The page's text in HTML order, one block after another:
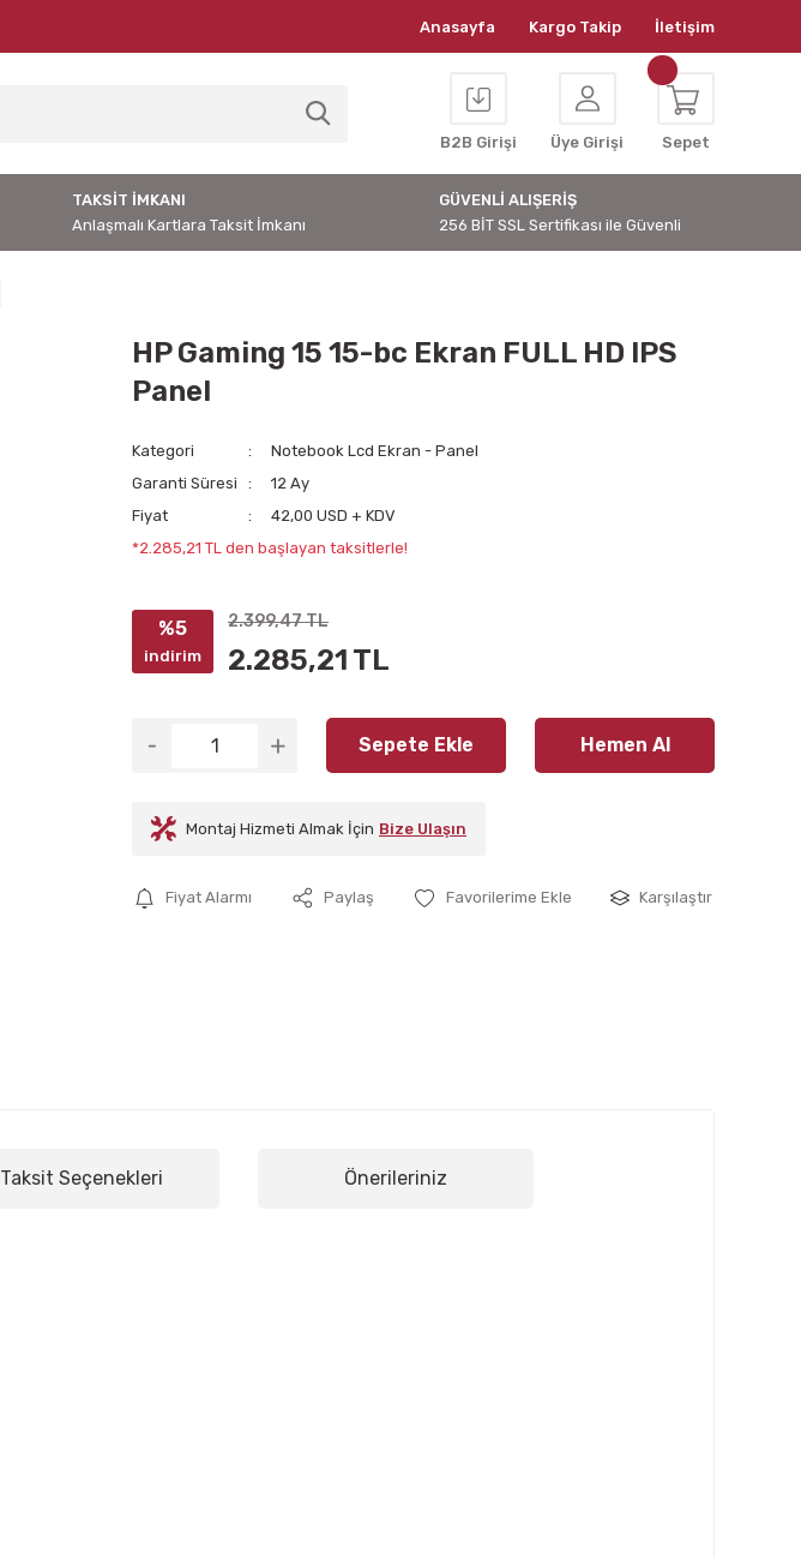
Anasayfa Kargo Takip İletişim
B2B Girişi Üye Girişi Sepet
TAKSİT İMKANI
Anlaşmalı Kartlara Taksit İmkanı
GÜVENLİ ALIŞERİŞ
256 BİT SSL Sertifikası ile Güvenli
HP Gaming 15 15-bc Ekran FULL HD IPS
Panel
Kategori
Notebook Lcd Ekran - Panel
Garanti Süresi
12 Ay
Fiyat
42,00 USD + KDV
*2.285,21 TL den başlayan taksitlerle!
%5
indirim
2.399,47 TL
2.285,21 TL
Sepete Ekle Hemen Al
Montaj Hizmeti Almak İçin Bize Ulaşın
Fiyat Alarmı Paylaş Karşılaştır
Taksit Seçenekleri Önerileriniz